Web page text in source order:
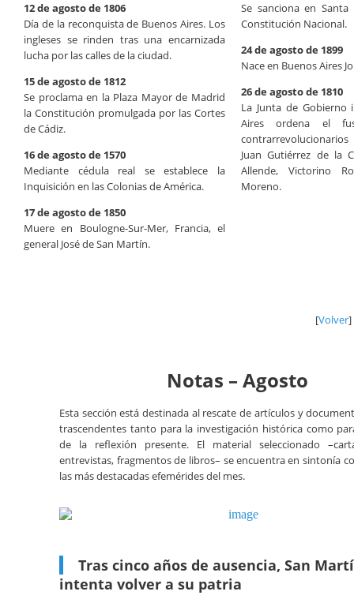
12 de agosto de 1806
Día de la reconquista de Buenos Aires. Los
ingleses se rinden tras una encarnizada
lucha por las calles de la ciudad.
15 de agosto de 1812
Se proclama en la Plaza Mayor de Madrid
la Constitución promulgada por las Cortes
de Cádiz.
16 de agosto de 1570
Mediante cédula real se establece la
Inquisición en las Colonias de América.
17 de agosto de 1850
Muere en Boulogne-Sur-Mer, Francia, el
general José de San Martín.
Se sanciona en
Constitución Nacional.
24 de agosto de 1899
Nace en Buenos Aires
26 de agosto de 1810
La Junta de Gobierno
Aires ordena el
Juan Gutiérrez de la
Allende, Victorino
Moreno.
[Volver]
Notas – Agosto
Esta sección está destinada al rescate de artículos y
trascendentes tanto para la investigación histórica como
de la reflexión presente. El material seleccionado
entrevistas, fragmentos de libros– se encuentra en sintonía
las más destacadas efemérides del mes.
Tras cinco años de ausencia, San
intenta volver a su patria